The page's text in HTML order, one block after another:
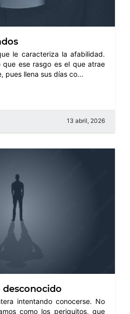
le caracteriza la afabilidad.
que ese rasgo es el que atrae
pues llena sus días co...
13 abril, 2026
intentando conocerse. No
como los periquitos, que